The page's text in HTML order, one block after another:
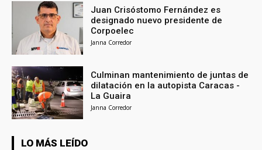
Juan Crisóstomo Fernández es
designado nuevo presidente de
Corpoelec
Janna Corredor
Culminan mantenimiento de juntas de
dilatación en la autopista Caracas -
La Guaira
Janna Corredor
LO MÁS LEÍDO